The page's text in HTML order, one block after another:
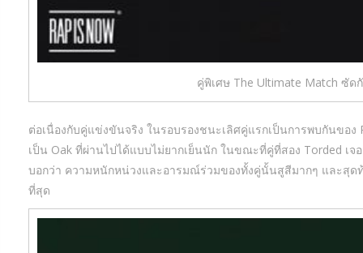
คู่พิเศษ The Ultimate Match ซัด
ต่อเนื่องกับคู่แข่งขันจริง ในรอบรองชนะเลิศคู่แรกเป็นการพบกันขอ
เป็น Oak ที่ผ่านไปได้แบบไม่ยากเย็นนัก ในขณะที่คู่ที่สอง Torded เจ
บอกว่า ความหนักหน่วงและอารมณ์ร่วมของทั้งคู่นั้นสูสีมากๆ และสุด
ที่สุด